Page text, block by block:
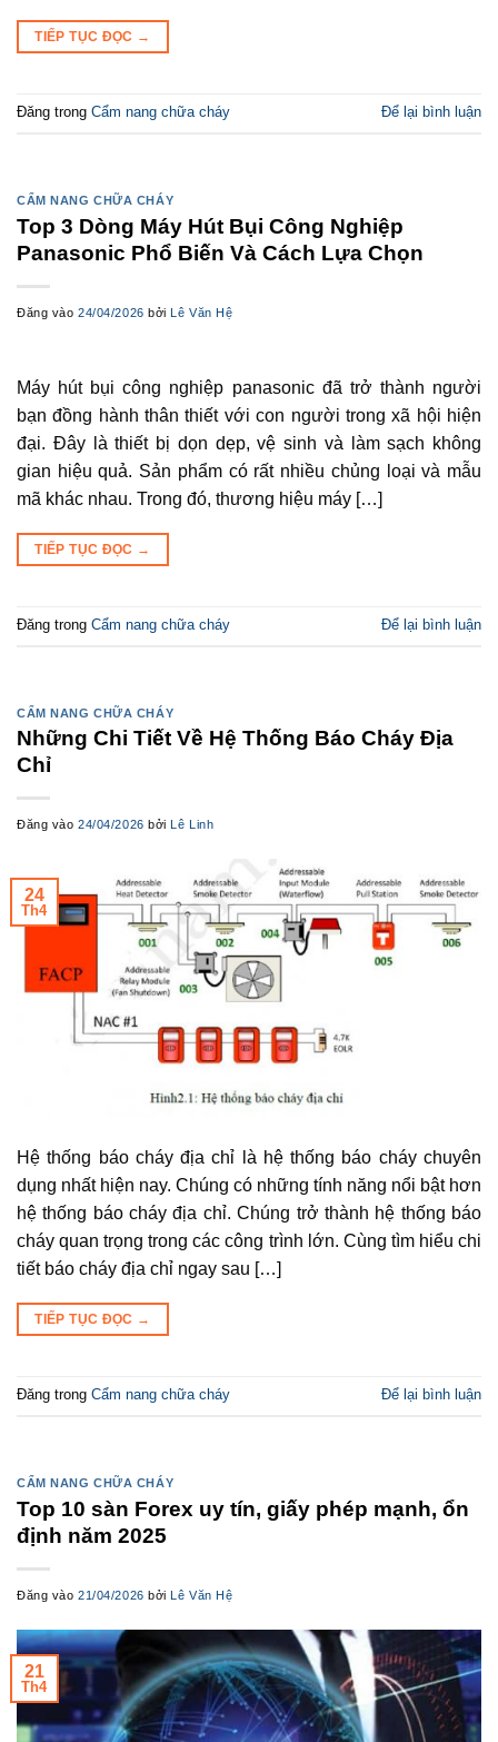
TIẾP TỤC ĐỌC →
Đăng trong Cẩm nang chữa cháy Để lại bình luận
CẨM NANG CHỮA CHÁY
Top 3 Dòng Máy Hút Bụi Công Nghiệp
Panasonic Phổ Biến Và Cách Lựa Chọn
Đăng vào24/04/2026 bởiLê Văn Hệ
Máy hút bụi công nghiệp panasonic đã trở thành người
bạn đồng hành thân thiết với con người trong xã hội hiện
đại. Đây là thiết bị dọn dẹp, vệ sinh và làm sạch không
gian hiệu quả. Sản phẩm có rất nhiều chủng loại và mẫu
mã khác nhau. Trong đó, thương hiệu máy […]
TIẾP TỤC ĐỌC →
Đăng trong Cẩm nang chữa cháy Để lại bình luận
CẨM NANG CHỮA CHÁY
Những Chi Tiết Về Hệ Thống Báo Cháy Địa
Chỉ
Đăng vào24/04/2026 bởi Lê Linh
24
Th4
Hệ thống báo cháy địa chỉ là hệ thống báo cháy chuyên
dụng nhất hiện nay. Chúng có những tính năng nổi bật hơn
hệ thống báo cháy địa chỉ. Chúng trở thành hệ thống báo
cháy quan trọng trong các công trình lớn. Cùng tìm hiểu chi
tiết báo cháy địa chỉ ngay sau […]
TIẾP TỤC ĐỌC →
Đăng trong Cẩm nang chữa cháy Để lại bình luận
CẨM NANG CHỮA CHÁY
Top 10 sàn Forex uy tín, giấy phép mạnh, ổn
định năm 2025
Đăng vào21/04/2026 bởiLê Văn Hệ
21
Th4